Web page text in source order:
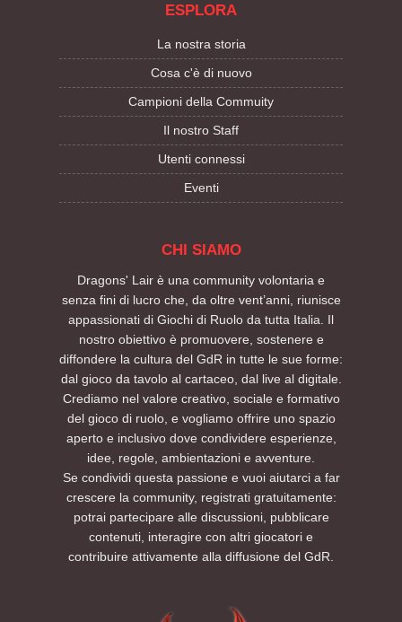
ESPLORA
La nostra storia
Cosa c'è di nuovo
Campioni della Commuity
Il nostro Staff
Utenti connessi
Eventi
CHI SIAMO
Dragons' Lair è una community volontaria e
senza fini di lucro che, da oltre vent’anni, riunisce
appassionati di Giochi di Ruolo da tutta Italia. Il
nostro obiettivo è promuovere, sostenere e
diffondere la cultura del GdR in tutte le sue forme:
dal gioco da tavolo al cartaceo, dal live al digitale.
Crediamo nel valore creativo, sociale e formativo
del gioco di ruolo, e vogliamo offrire uno spazio
aperto e inclusivo dove condividere esperienze,
idee, regole, ambientazioni e avventure.
Se condividi questa passione e vuoi aiutarci a far
crescere la community, registrati gratuitamente:
potrai partecipare alle discussioni, pubblicare
contenuti, interagire con altri giocatori e
contribuire attivamente alla diffusione del GdR.